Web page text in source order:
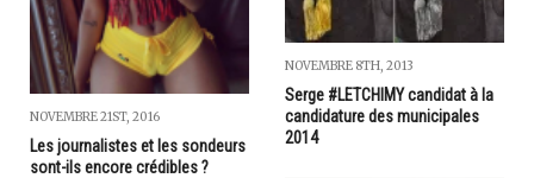
NOVEMBRE 21ST, 2016
Les journalistes et les sondeurs
sont-ils encore crédibles ?
NOVEMBRE 8TH, 2013
Serge #LETCHIMY candidat à la
candidature des municipales
2014